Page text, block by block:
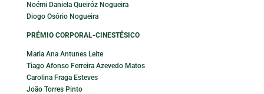
Noémi Daniela Queiróz Nogueira
Diogo Osório Nogueira
PRÉMIO CORPORAL-CINESTÉSICO
Maria Ana Antunes Leite
Tiago Afonso Ferreira Azevedo Matos
Carolina Fraga Esteves
João Torres Pinto